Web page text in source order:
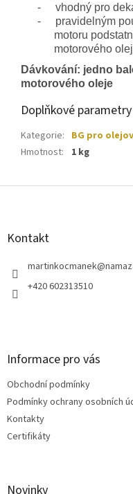
-
vhodný pro
-
pravidelným
motoru
motorového
Dávkování: jedno
motorového oleje
Doplňkové parametry
Kategorie: BG pro
Hmotnost: 1 kg
Z
Kontakt
martinkocmanek@
+420 602313510
Informace pro vás
Obchodní podmínky
Podmínky ochrany osobních
Kontakty
Certifikáty
Novinky